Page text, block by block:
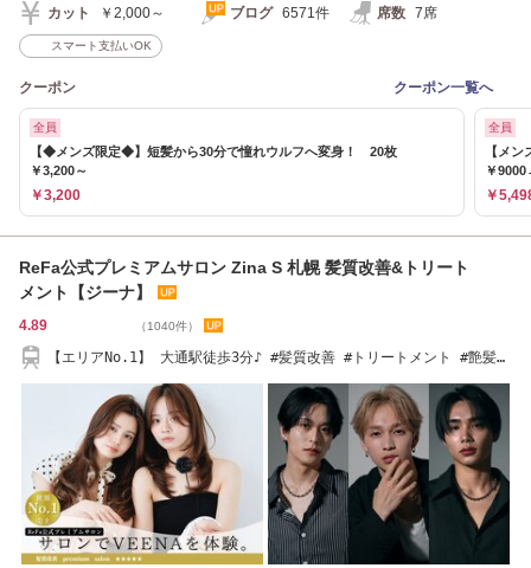
カット ￥2,000～ ブログ 6571件 席数 7席
スマート支払いOK
クーポン クーポン一覧へ
全員
【◆メンズ限定◆】短髪から30分で憧れウルフへ変身！ 20枚
￥3,200～
￥3,200
全員
【メ
￥
￥
ReFa公式プレミアムサロン Zina S 札幌 髪質改善&トリート
メント【ジーナ】
4.89 （1040件）
【エリアNo.1】 大通駅徒歩3分♪ #髪質改善 #トリートメント #艶髪